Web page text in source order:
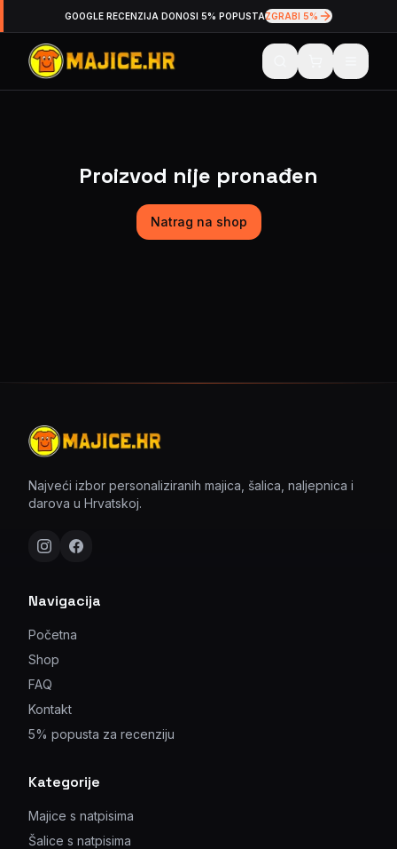
GOOGLE RECENZIJA DONOSI 5% POPUSTAZGRABI 5%
Proizvod nije pronađen
Natrag na shop
Najveći izbor personaliziranih majica, šalica, naljepnica i
darova u Hrvatskoj.
Navigacija
Početna
Shop
FAQ
Kontakt
5% popusta za recenziju
Kategorije
Majice s natpisima
Šalice s natpisima